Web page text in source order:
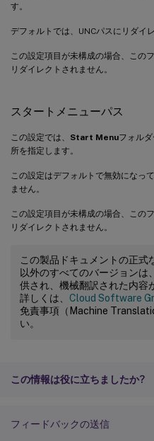
す。
デフォルトでは、UNCパスにリダイ
この設定項目が未構成の場合、こ
リダイレクトされません。
スタートメニューパス
この設定では、 Start Menuフォル
所を指定します。
この設定はデフォルトで無効になっ
ません。
この設定項目が未構成の場合、こ
リダイレクトされません。
この製品ドキュメントの正
以外のすべてのバージョンは
供され、機械翻訳された内容
詳しくは、 Cloud Software
免責事項（Machine
い。
この情報は役に立ちましたか?
フィードバックの送信